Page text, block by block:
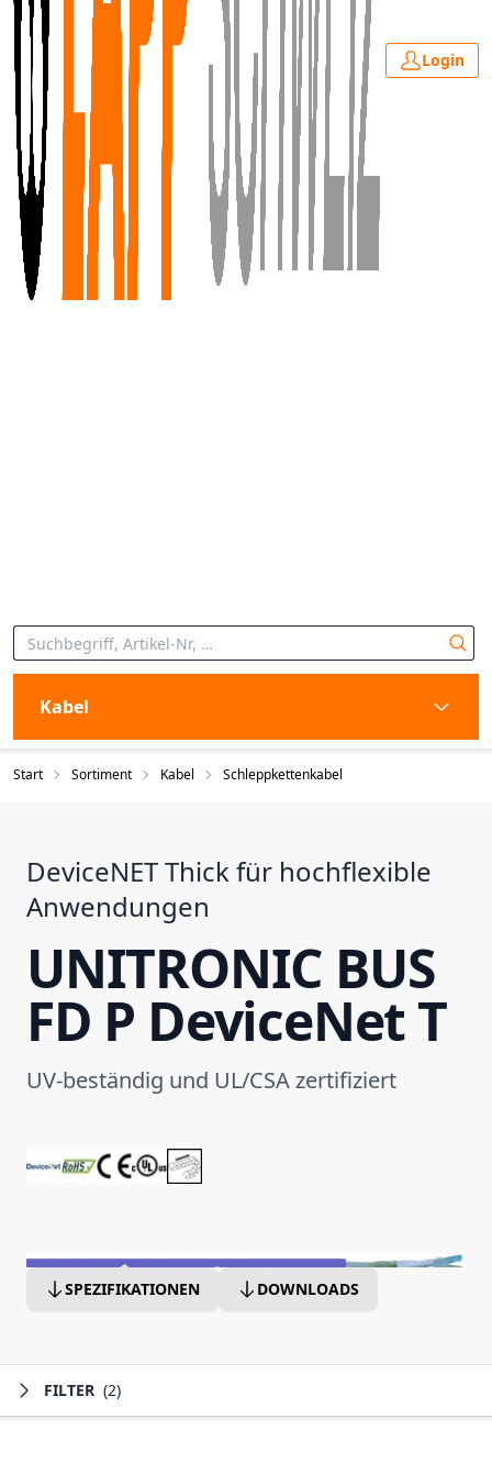
Login
Kabel
Start Sortiment Kabel Schleppkettenkabel
DeviceNET Thick für hochflexible
Anwendungen
UNITRONIC BUS
FD P DeviceNet T
UV-beständig und UL/CSA zertifiziert
SPEZIFIKATIONEN DOWNLOADS
FILTER (2)